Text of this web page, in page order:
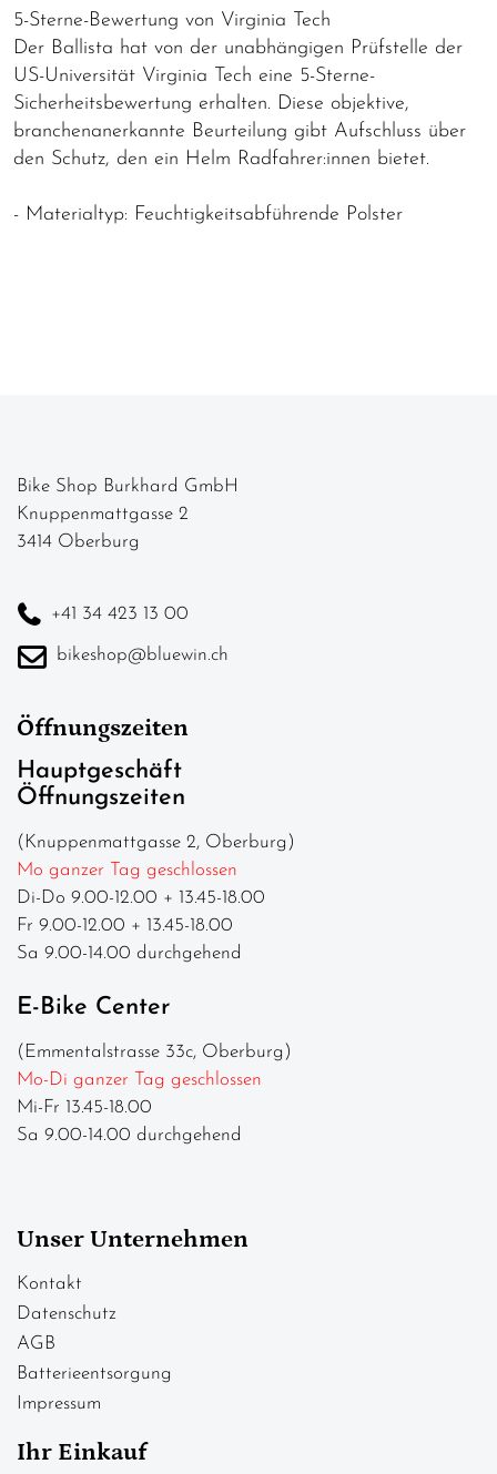
5-Sterne-Bewertung von Virginia Tech
Der Ballista hat von der unabhängigen Prüfstelle der
US-Universität Virginia Tech eine 5-Sterne-
Sicherheitsbewertung erhalten. Diese objektive,
branchenanerkannte Beurteilung gibt Aufschluss über
den Schutz, den ein Helm Radfahrer:innen bietet.
- Materialtyp: Feuchtigkeitsabführende Polster
Bike Shop Burkhard GmbH
Knuppenmattgasse 2
3414 Oberburg
+41 34 423 13 00
bikeshop@bluewin.ch
Öffnungszeiten
Hauptgeschäft
Öffnungszeiten
(Knuppenmattgasse 2, Oberburg)
Mo ganzer Tag geschlossen
Di-Do 9.00-12.00 + 13.45-18.00
Fr 9.00-12.00 + 13.45-18.00
Sa 9.00-14.00 durchgehend
E-Bike Center
(Emmentalstrasse 33c, Oberburg)
Mo-Di ganzer Tag geschlossen
Mi-Fr 13.45-18.00
Sa 9.00-14.00 durchgehend
Unser Unternehmen
Kontakt
Datenschutz
AGB
Batterieentsorgung
Impressum
Ihr Einkauf